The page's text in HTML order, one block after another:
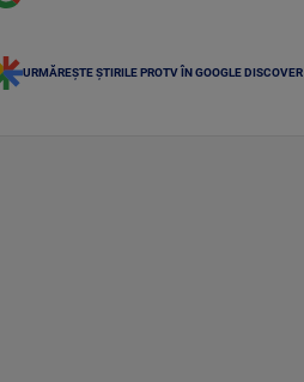
URMĂREȘTE ȘTIRILE PROTV ÎN GOOGLE DISCOVER